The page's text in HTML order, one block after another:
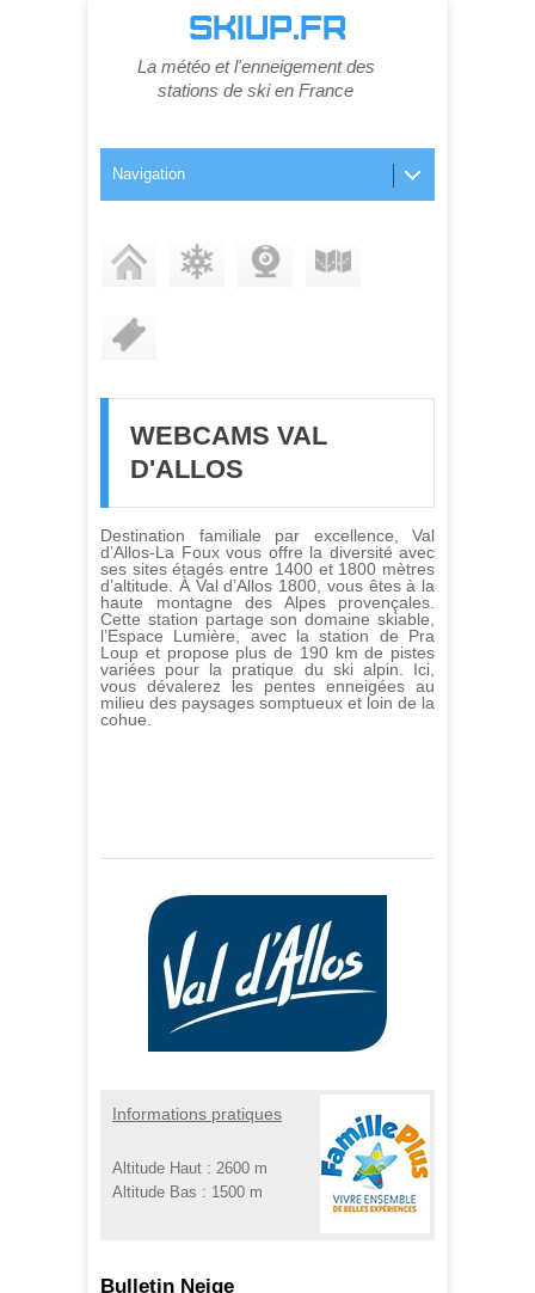
SKIUP.FR
La météo et l'enneigement des
stations de ski en France
Navigation
WEBCAMS VAL
D'ALLOS
Destination familiale par excellence, Val
d’Allos-La Foux vous offre la diversité avec
ses sites étagés entre 1400 et 1800 mètres
d’altitude. À Val d’Allos 1800, vous êtes à la
haute montagne des Alpes provençales.
Cette station partage son domaine skiable,
l’Espace Lumière, avec la station de Pra
Loup et propose plus de 190 km de pistes
variées pour la pratique du ski alpin. Ici,
vous dévalerez les pentes enneigées au
milieu des paysages somptueux et loin de la
cohue.
Informations pratiques
Altitude Haut : 2600 m
Altitude Bas : 1500 m
Bulletin Neige